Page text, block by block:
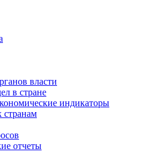
власти
в стране
индикаторы
отчеты